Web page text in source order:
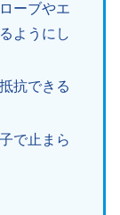
ーブやエ
ようにし
抗できる
で止まら